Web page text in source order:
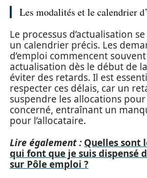
Les modalités et le calendrier
Le processus d’actualisation
un calendrier précis. Les
d’emploi commencent
actualisation dès le début de
éviter des retards. Il est
respecter ces délais, car un
suspendre les allocations
concerné, entraînant un
pour l’allocataire.
Lire également : Quelles sont
qui font que je suis dispensé
sur Pôle emploi ?